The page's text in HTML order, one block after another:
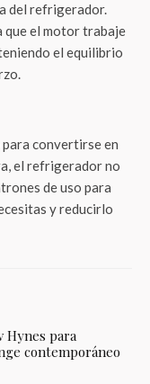
del refrigerador.
que el motor trabaje
el equilibrio
para convertirse en
el refrigerador no
de uso para
y reducirlo
Hynes para
contemporáneo